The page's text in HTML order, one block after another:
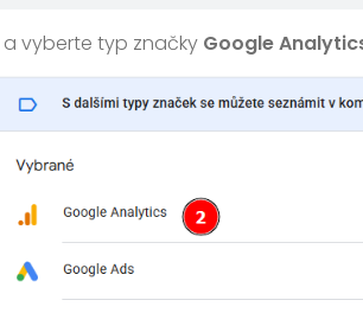
a vyberte typ značky Google